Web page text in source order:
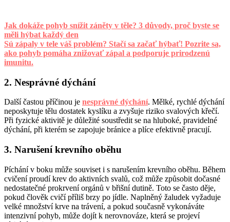
Jak dokáže pohyb snížit záněty v těle? 3 důvody, proč byste se
měli hýbat každý den
Sú zápaly v tele váš problém? Stačí sa začať hýbať! Pozrite sa,
ako pohyb pomáha znižovať zápal a podporuje prirodzenú
imunitu.
2. Nesprávné dýchání
Další častou příčinou je nesprávné dýchání. Mělké, rychlé dýchání
neposkytuje tělu dostatek kyslíku a zvyšuje riziko svalových křečí.
Při fyzické aktivitě je důležité soustředit se na hluboké, pravidelné
dýchání, při kterém se zapojuje bránice a plíce efektivně pracují.
3. Narušení krevního oběhu
Píchání v boku může souviset i s narušením krevního oběhu. Během
cvičení proudí krev do aktivních svalů, což může způsobit dočasné
nedostatečné prokrvení orgánů v břišní dutině. Toto se často děje,
pokud člověk cvičí příliš brzy po jídle. Naplněný žaludek vyžaduje
velké množství krve na trávení, a pokud současně vykonáváte
intenzivní pohyb, může dojít k nerovnováze, která se projeví